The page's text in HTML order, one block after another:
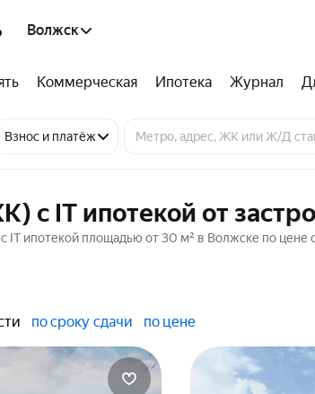
Волжск
Коммерческая Ипотека Журнал
Взнос и платёж
с IT ипотекой от
IT ипотекой площадью от 30 м² в Волжске по цене
по сроку сдачи по цене